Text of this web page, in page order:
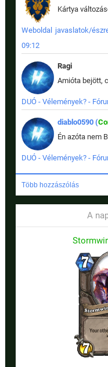
Weboldal javaslatok/
09:12
Ragi
DUÓ - Vélemények? -
diablo0590 (
DUÓ - Vélemények? -
Több hozzászólás
A